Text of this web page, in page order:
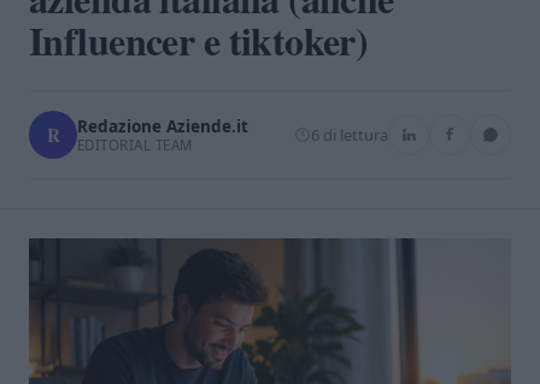
Influencer e tiktoker)
R Redazione Aziende.it
EDITORIAL TEAM 6 di lettura